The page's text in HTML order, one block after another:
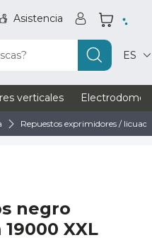
Asistencia
ES
verticales
Repuestos exprimidores /
negro
XXL